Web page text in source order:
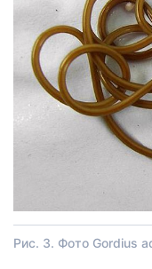
Рис. 3. Фото Gordius